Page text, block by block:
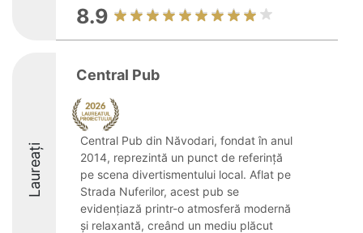
8.9
Laureați
Central Pub
Central Pub din Năvodari, fondat în anul
2014, reprezintă un punct de referință
pe scena divertismentului local. Aflat pe
Strada Nuferilor, acest pub se
evidențiază printr-o atmosferă modernă
și relaxantă, creând un mediu plăcut